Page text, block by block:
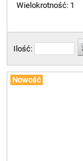
Wielokrotność: 1
Ilość:
Nowość